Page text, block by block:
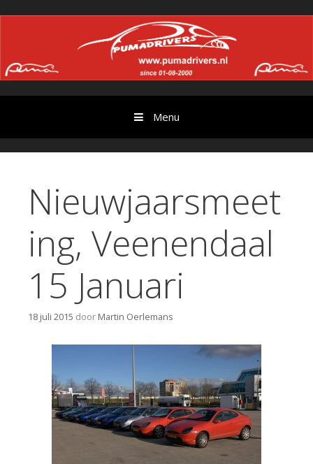
Menu
Nieuwjaarsmeet
ing, Veenendaal
15 Januari
18 juli 2015 door Martin Oerlemans